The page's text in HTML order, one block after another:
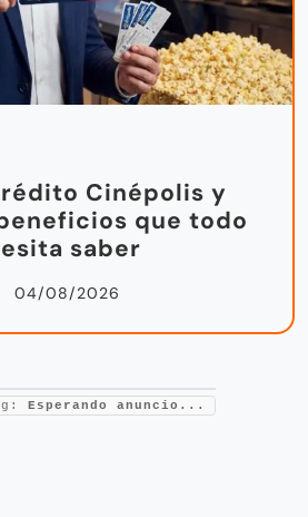
Cinépolis y
que todo
saber
04/08/2026
Esperando anuncio...